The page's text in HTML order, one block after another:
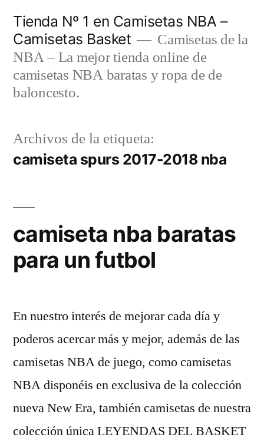
contenido
Tienda Nº 1 en Camisetas NBA –
Camisetas Basket
Camisetas de la
NBA – La mejor tienda online de
camisetas NBA baratas y ropa de de
baloncesto.
Archivos de la etiqueta:
camiseta spurs 2017-2018 nba
camiseta nba baratas
para un futbol
En nuestro interés de mejorar cada día y
poderos acercar más y mejor, además de las
camisetas NBA de juego, como camisetas
NBA disponéis en exclusiva de la colección
nueva New Era, también camisetas de nuestra
colección única LEYENDAS DEL BASKET